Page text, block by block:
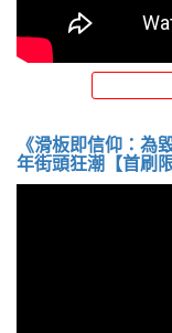
《滑板即信仰：為
年街頭狂潮【首刷